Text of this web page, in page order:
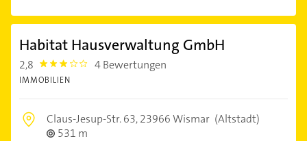
Habitat Hausverwaltung GmbH
2,8 2.8 4 Bewertungen
IMMOBILIEN
Claus-Jesup-Str. 63,23966 Wismar (Altstadt)
531 m